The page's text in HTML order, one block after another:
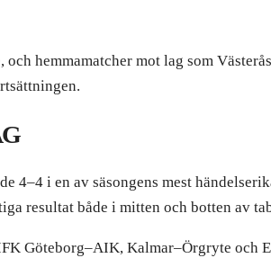
hemmamatcher mot lag som
4–4 i en av säsongens mest
resultat både i mitten och botten av
Göteborg–AIK, Kalmar–Örgryte och